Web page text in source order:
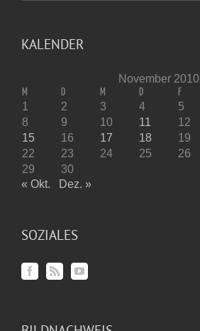
KALENDER
November 2010
M D M D F
1 2 3 4 5
8
9 10 11 12
15
16 17 18 19
22
23 24 25 26
29
30
« Okt.
Dez. »
SOZIALES